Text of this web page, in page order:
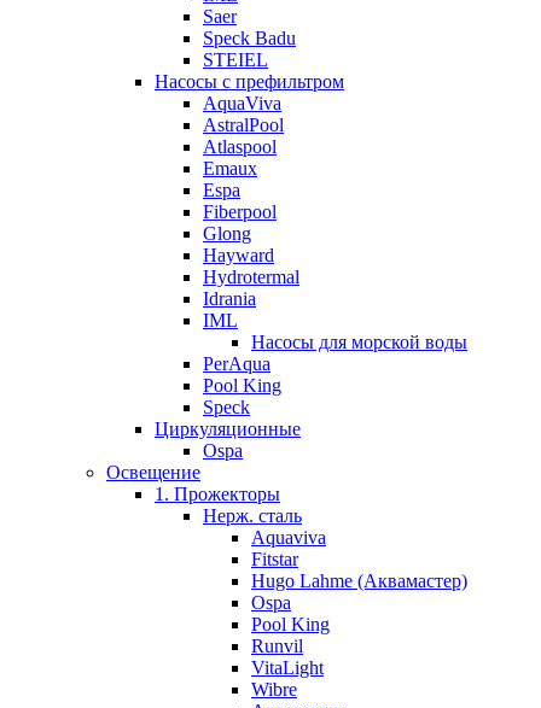
Saer
Speck Badu
STEIEL
Насосы с префильтром
AquaViva
AstralPool
Atlaspool
Emaux
Espa
Fiberpool
Glong
Hayward
Hydrotermal
Idrania
IML
Насосы для морской воды
PerAqua
Pool King
Speck
Циркуляционные
Ospa
Освещение
1. Прожекторы
Нерж. сталь
Aquaviva
Fitstar
Hugo Lahme (Аквамастер)
Ospa
Pool King
Runvil
VitaLight
Wibre